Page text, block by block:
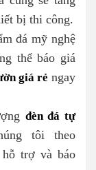
bị thi công.
đá mỹ nghệ
thể báo giá
giá rẻ ngay
đèn đá tự
tôi theo
trợ và báo